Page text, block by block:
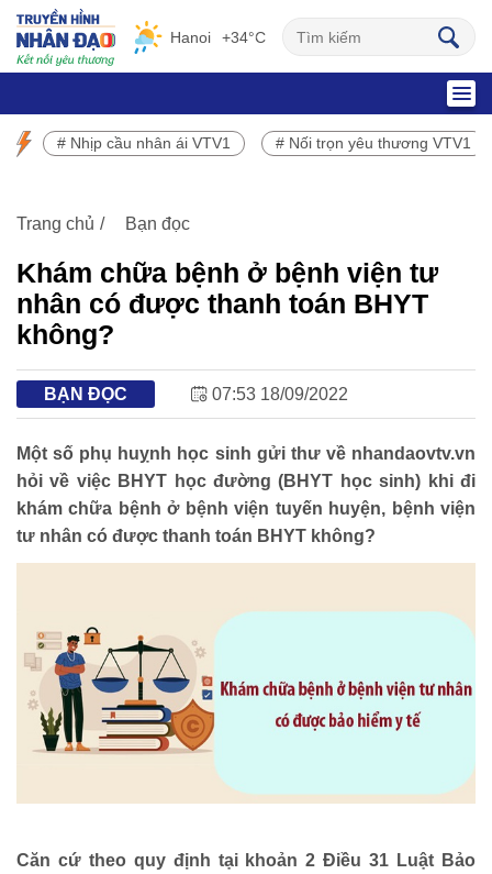
Hanoi +34°C
SỰ KIỆN NỔI BẬT
HOẠT ĐỘNG NHÂN ĐẠO
Hoạt động Chữ Thập đỏ
Hoạt động nhân đạo cả nước
# Nhịp cầu nhân ái VTV1 # Nối trọn yêu thương VTV1
Trang chủ Bạn đọc
Khám chữa bệnh ở bệnh viện tư
nhân có được thanh toán BHYT
không?
BẠN ĐỌC 07:53 18/09/2022
Một số phụ huỵnh học sinh gửi thư về nhandaovtv.vn
hỏi về việc BHYT học đường (BHYT học sinh) khi đi
khám chữa bệnh ở bệnh viện tuyến huyện, bệnh viện
tư nhân có được thanh toán BHYT không?
Căn cứ theo quy định tại khoản 2 Điều 31 Luật Bảo